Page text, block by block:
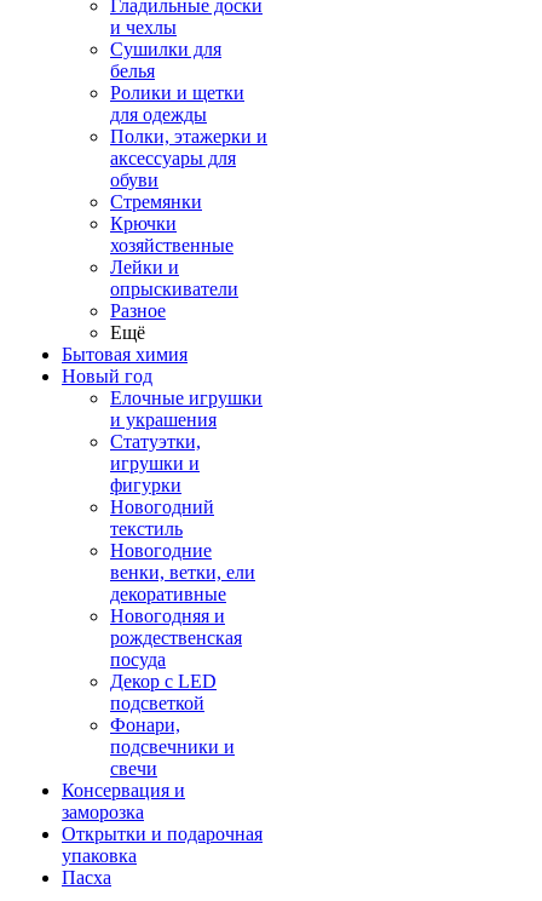
Гладильные доски
и чехлы
Сушилки для
белья
Ролики и щетки
для одежды
Полки, этажерки и
аксессуары для
обуви
Стремянки
Крючки
хозяйственные
Лейки и
опрыскиватели
Разное
Ещё
Бытовая химия
Новый год
Елочные игрушки
и украшения
Статуэтки,
игрушки и
фигурки
Новогодний
текстиль
Новогодние
венки, ветки, ели
декоративные
Новогодняя и
рождественская
посуда
Декор с LED
подсветкой
Фонари,
подсвечники и
свечи
Консервация и
заморозка
Открытки и подарочная
упаковка
Пасха